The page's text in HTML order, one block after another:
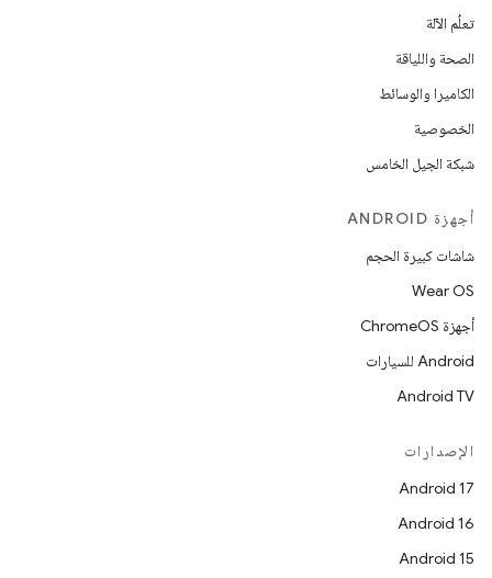
تعلُم الآلة
الصحة واللياقة
الكاميرا والوسائط
الخصوصية
شبكة الجيل الخامس
أجهزة ANDROID
شاشات كبيرة الحجم
Wear OS
أجهزة ChromeOS
Android للسيارات
Android TV
الإصدارات
Android 17
Android 16
Android 15